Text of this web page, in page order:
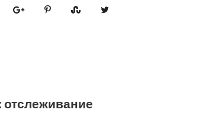
отслеживание